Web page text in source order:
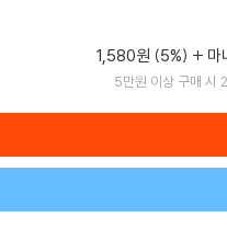
1,580원 (5%) 마
5만원 이상 구매 시